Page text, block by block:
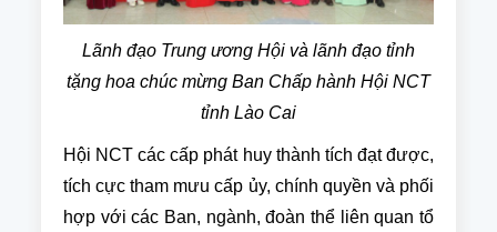
Lãnh đạo Trung ương Hội và lãnh đạo tỉnh
tặng hoa chúc mừng Ban Chấp hành Hội NCT
tỉnh Lào Cai
Hội NCT các cấp phát huy thành tích đạt được,
tích cực tham mưu cấp ủy, chính quyền và phối
hợp với các Ban, ngành, đoàn thể liên quan tổ